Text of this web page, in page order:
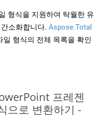
형식을 지원하여 탁월한 유
소화합니다. Aspose.Total
형식의 전체 목록을 확인
프레젠
으로 변환하기 -